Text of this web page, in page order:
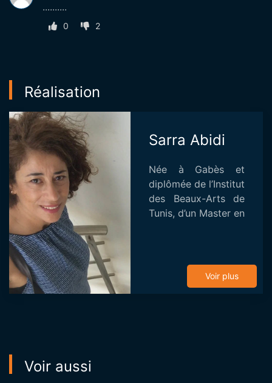
..........
0 2
Réalisation
Sarra Abidi
Née à Gabès et
diplômée de l’Institut
des Beaux-Arts de
Tunis, d’un Master en
français de
coopération dirigé
Voir plus
Voir aussi